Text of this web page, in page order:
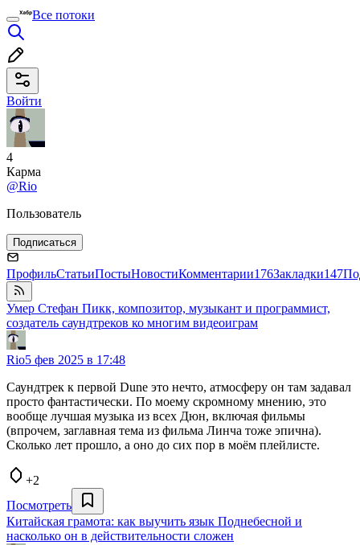
Все потоки
Войти
4
Карма
@Rio
Пользователь
Подписаться
ПрофильСтатьиПостыНовостиКомментарии176Закладки147
Умер Стефан Пикк, композитор, музыкант и программист,
создатель саундтреков ко многим видеоиграм
Rio5 фев 2025 в 17:48
Саундтрек к первой Dune это нечто, атмосферу он там задавал
просто фантастически. По моему скромному мнению, это
вообще лучшая музыка из всех Дюн, включая фильмы
(впрочем, заглавная тема из фильма Линча тоже эпична).
Сколько лет прошло, а оно до сих пор в моём плейлисте.
+2
Посмотреть
Китайская грамота: как выучить язык Поднебесной и
насколько он в действительности сложен